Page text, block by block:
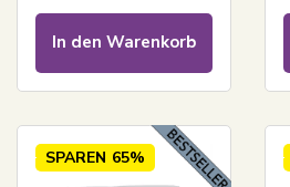
In den Warenkorb
SPAREN 65%